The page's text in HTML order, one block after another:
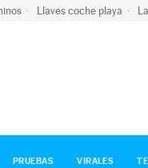
Llaves coche playa
PRUEBAS VIRALES